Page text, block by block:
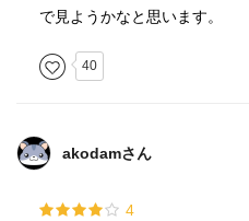
<あらすじ>
名門・高柳バレエ団の事務
れる事件が起きる。風間はバ
抗する中で男を刺してしま
い。さらに葉瑠子の証言に
で見ようかなと思います。
40
akodamさん
4